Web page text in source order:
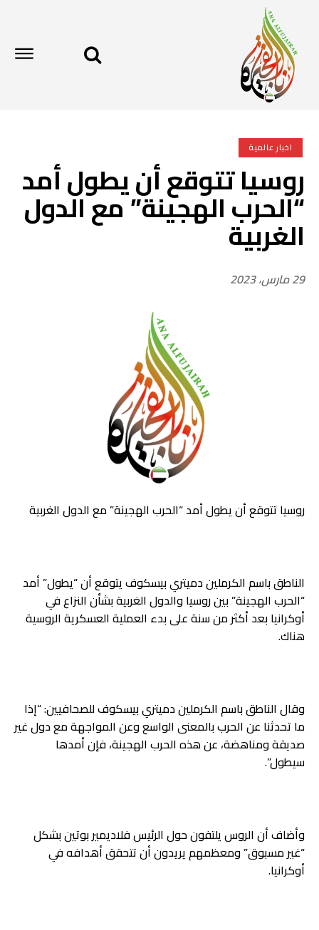
اخبار عالمية
روسيا تتوقع أن يطول أمد
“الحرب الهجينة” مع الدول
الغربية
29 مارس، 2023
روسيا تتوقع أن يطول أمد “الحرب الهجينة” مع الدول الغربية
الناطق باسم الكرملين دميتري بيسكوف يتوقع أن “يطول” أمد
“الحرب الهجينة” بين روسيا والدول الغربية بشأن النزاع في
أوكرانيا بعد أكثر من سنة على بدء العملية العسكرية الروسية
هناك.
وقال الناطق باسم الكرملين دميتري بيسكوف للصحافيين: “إذا
ما تحدثنا عن الحرب بالمعنى الواسع وعن المواجهة مع دول غير
صديقة ومناهضة، عن هذه الحرب الهجينة، فإن أمدها
سيطول”.
وأضاف أن الروس يلتفون حول الرئيس فلاديمير بوتين بشكل
“غير مسبوق” ومعظمهم يريدون أن تتحقق أهدافه في
أوكرانيا.